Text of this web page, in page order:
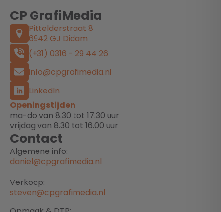
CP GrafiMedia
Pittelderstraat 8
6942 GJ Didam
(+31) 0316 - 29 44 26
info@cpgrafimedia.nl
LinkedIn
Openingstijden
ma-do van 8.30 tot 17.30 uur
vrijdag van 8.30 tot 16.00 uur
Contact
Algemene info:
daniel@cpgrafimedia.nl
Verkoop:
steven@cpgrafimedia.nl